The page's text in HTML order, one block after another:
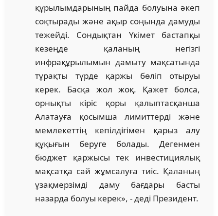
құрылымдарының пайда болуына әкеп
соқтырады және ақыр соңында дамуды
тежейді. Сондықтан Үкімет бастапқы
кезеңде қаланың негізгі
инфрақұрылымын дамыту мақсатында
тұрақты түрде қаржы бөліп отыруы
керек. Басқа жол жоқ. Қажет болса,
орнықты кіріс қоры қалыптасқанша
Алатауға қосымша лимиттерді және
мемлекеттің кепілдігімен қарыз алу
құқығын беруге болады. Дегенмен
бюджет қаржысы тек инвестициялық
мақсатқа сай жұмсалуға тиіс. Қаланың
ұзақмерзімді даму бағдары басты
назарда болуы керек», - деді Президент.